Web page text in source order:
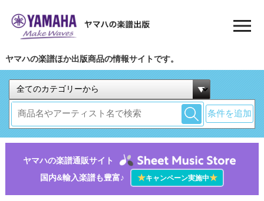
ヤマハの楽譜ほか出版商品の情報サイトです。
条件を追加
ヤマハの楽譜通販サイト
国内&輸入楽譜も豊富♪
★キャンペーン実施中★